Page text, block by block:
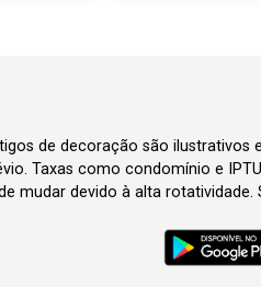
de decoração são
Taxas como condomínio e
mudar devido à alta